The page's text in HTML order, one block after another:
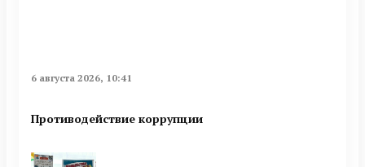
6 августа 2026, 10:41
Противодействие коррупции